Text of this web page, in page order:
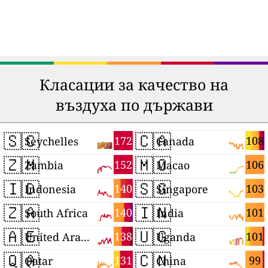
Класации за качество на
въздуха по държави
🇸🇨 172
Seychelles
🇿🇲 152
Zambia
🇮🇩 140
Indonesia
🇿🇦 140
South Africa
🇦🇪 138
United Arab Emirates
🇶🇦 131
Qatar
🇨🇦 108
Canada
🇲🇴 106
Macao
🇸🇬 103
Singapore
🇮🇳 101
India
🇺🇬 101
Uganda
🇨🇳 99
China